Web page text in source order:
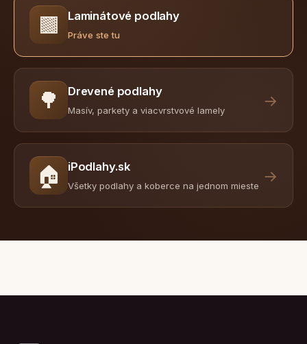
🟫 Laminátové podlahy
Práve ste tu
🌳 Drevené podlahy
Masív, parkety a viacvrstvové lamely
→
🏠 iPodlahy.sk
Všetky podlahy a koberce na jednom mieste
→